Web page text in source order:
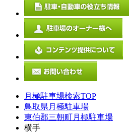
月極駐車場検索TOP
鳥取県月極駐車場
東伯郡三朝町月極駐車場
横手